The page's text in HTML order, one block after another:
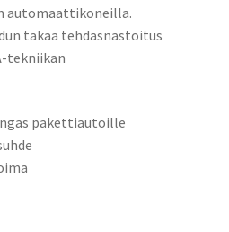
automaattikoneilla.
takaa tehdasnastoitus
tekniikan
pakettiautoille